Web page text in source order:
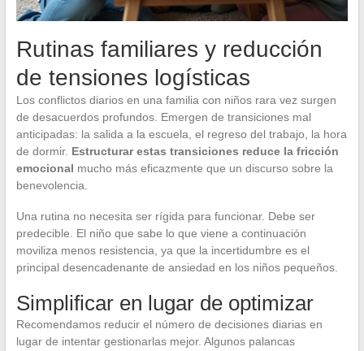
Rutinas familiares y reducción
de tensiones logísticas
Los conflictos diarios en una familia con niños rara vez surgen
de desacuerdos profundos. Emergen de transiciones mal
anticipadas: la salida a la escuela, el regreso del trabajo, la hora
de dormir. Estructurar estas transiciones reduce la fricción
emocional mucho más eficazmente que un discurso sobre la
benevolencia.
Una rutina no necesita ser rígida para funcionar. Debe ser
predecible. El niño que sabe lo que viene a continuación
moviliza menos resistencia, ya que la incertidumbre es el
principal desencadenante de ansiedad en los niños pequeños.
Simplificar en lugar de optimizar
Recomendamos reducir el número de decisiones diarias en
lugar de intentar gestionarlas mejor. Algunos palancas